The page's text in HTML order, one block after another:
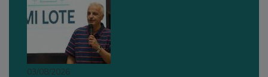
03/08/2026